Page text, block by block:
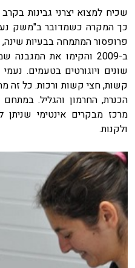
שכיח למצוא יצרני גבינות
כך המקרה כשמדובר ב"משק
פרופסור המתמחה בבעיות
ב-2009 והקימו את
שונים ויוגורטים בטעמים.
הכנרת, החרמון והגליל.
מרכז מבקרים אינטימי שניתן
ולקנות.